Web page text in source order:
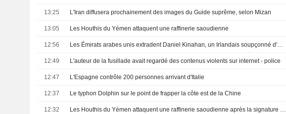
13:25 L'Iran diffusera prochainement des images du Guide suprême, selon Mizan
13:05 Les Houthis du Yémen attaquent une raffinerie saoudienne
12:56 Les Émirats arabes unis extradent Daniel Kinahan, un Irlandais soupçonné d'être à la tête d'un gang criminel
12:49 L'auteur de la fusillade avait regardé des contenus violents sur internet - police
12:47 L'Espagne contrôle 200 personnes arrivant d'Italie
12:37 Le typhon Dolphin sur le point de frapper la côte est de la Chine
12:32 Les Houthis du Yémen attaquent une raffinerie saoudienne après la signature d'un pacte de défense par le Royaume